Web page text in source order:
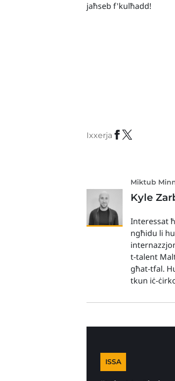
jaħseb f'kulħadd!
Ixxerja
Miktub
Kyle
Interessat
ngħidu li
t-talent
għat-tfal.
tkun iċ-
ISSA